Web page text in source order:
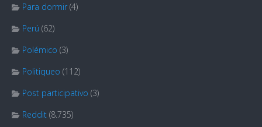
Para dormir (4)
Perú (62)
Polémico (3)
Politiqueo (112)
Post participativo (3)
Reddit (8.735)